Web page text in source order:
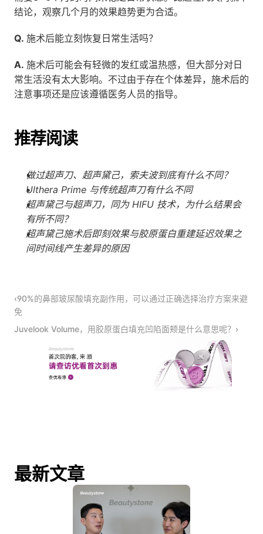
结论，观察几个月的效果趋势更为合适。
Q. 施术后能立刻恢复日常生活吗？
A. 施术后可能会有轻微的发红或温热感，但大部分对日
常生活没有太大影响。不过由于存在个体差异，施术后的
注意事项还是应该遵循医务人员的指导。
推荐阅读
做过超声刀、超声黛己，索夫波到底有什么不同？
Ulthera Prime 与传统超声刀有什么不同
超声黛己与超声刀，同为 HIFU 技术，为什么结果会
有所不同？
超声黛己施术后即刻效果与胶原蛋白重建延迟效果之
间时间线产生差异的原因
‹90%的鼻部玻尿酸填充副作用，可以通过正确选择治疗方案来避
免
Juvelook Volume，用胶原蛋白填充凹陷面颊是什么意思呢？›
最新文章